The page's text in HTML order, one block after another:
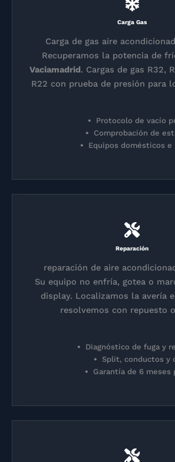
Carga Gas
Carga de gas aire
Recuperamos la potencia de
Vaciamadrid. Cargas de gas R32,
R22 con prueba de presión para
Protocolo de vacío
Comprobación de
Equipos domésticos
Reparación
reparación de aire
Su equipo no enfría, gotea o
display. Localizamos la avería
resolvemos con repuesto
Diagnóstico de fuga y
Split, conductos y
Garantía de 6 meses